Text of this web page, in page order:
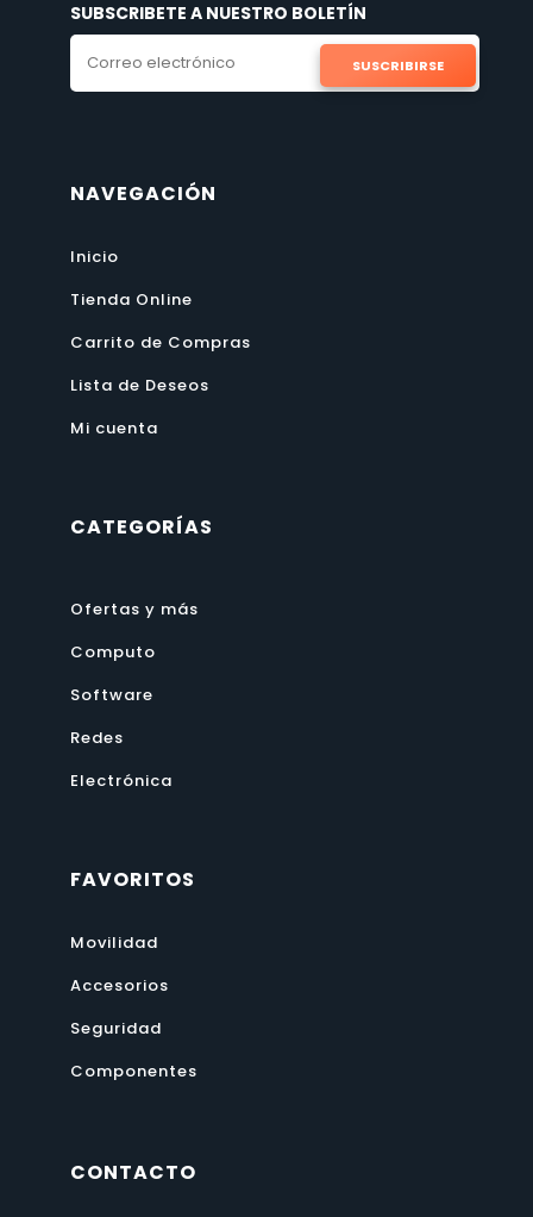
SUBSCRIBETE A NUESTRO BOLETÍN
SUSCRIBIRSE
NAVEGACIÓN
Inicio
Tienda Online
Carrito de Compras
Lista de Deseos
Mi cuenta
CATEGORÍAS
Ofertas y más
Computo
Software
Redes
Electrónica
FAVORITOS
Movilidad
Accesorios
Seguridad
Componentes
CONTACTO